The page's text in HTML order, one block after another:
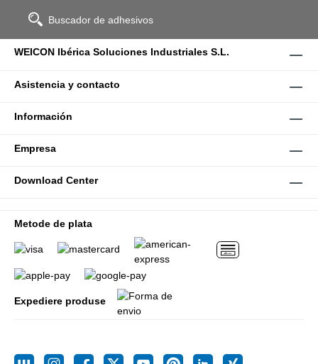
Buscador de adhesivos
WEICON Ibérica Soluciones Industriales S.L.
Asistencia y contacto
Información
Empresa
Download Center
Metode de plata
Expediere produse